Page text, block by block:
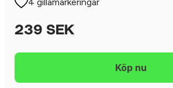
239 SEK